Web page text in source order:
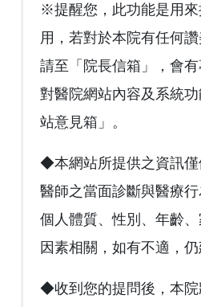
※提醒您，此功能是用
用，若對於本院有任何
請至「院長信箱」，會
對醫院網站內容及系統
站意見箱」。
◆本網站所提供之資訊
醫師之當面診斷與醫療
個人體質、性別、年齡
因素相關，如有不適，仍
◆收到您的提問後，本院